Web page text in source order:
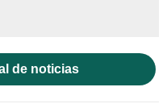
de noticias